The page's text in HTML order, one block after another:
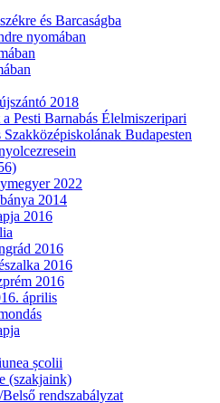
és Barcaságba
nyomában
2018
Pesti Barnabás Élelmiszeripari
Szakközépiskolának Budapesten
2022
2014
2016
2016
2016
2016
április
școlii
(szakjaink)
rendszabályzat